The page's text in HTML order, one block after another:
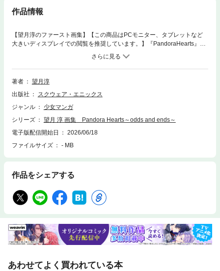
作品情報
【望月淳のファースト画集】【この商品はPCモニター、タブレットなど
大きいディスプレイでの閲覧を推奨しています。】『PandoraHearts』
『クリムゾン・シェル』ほか、画集描き下ろしを含み望月淳が描いた120
枚以上のカラーイラストに加え、秘蔵ラフスケッチも180点以上収録。手
描きならではの繊細な筆致と豊かな色彩、細部にまでこだわり抜かれた描
写をじっくり堪能できる、珠玉のファースト画集。※本コンテンツは2009
した書籍と、掲載内容が一部異なる場合がございます。(C)2009 Jun Moc
hizuki
著者
望月淳
出版社
スクウェア・エニックス
ジャンル
少女マンガ
シリーズ
望月 淳 画集 Pandora Hearts～odds and ends～
電子版配信開始日
2026/06/18
ファイルサイズ
- MB
作品をシェアする
あわせてよく買われている本